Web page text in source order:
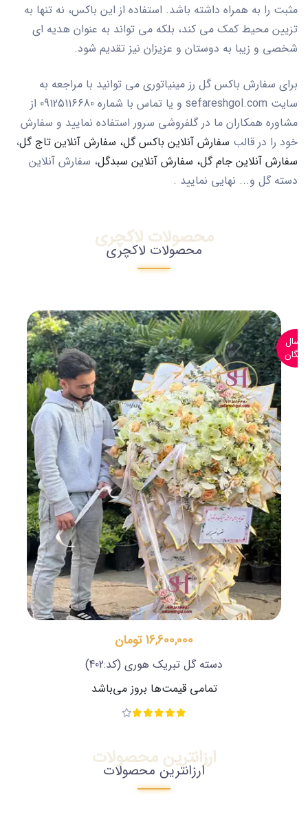
مثبت را به همراه داشته باشد. استفاده از این باکس، نه تنها به
تزیین محیط کمک می کند، بلکه می تواند به عنوان هدیه ای
شخصی و زیبا به دوستان و عزیزان نیز تقدیم شود.
برای سفارش باکس گل رز مینیاتوری می توانید با مراجعه به
سایت sefareshgol.com
و یا تماس با شماره 09125116680 از
مشاوره همکاران ما در گلفروشی سرور استفاده نمایید و سفارش
خود را در قالب سفارش آنلاین باکس گل، سفارش آنلاین تاج گل،
سفارش آنلاین جام گل، سفارش آنلاین سبدگل، سفارش آنلاین
دسته گل و... نهایی نمایید .
محصولات لاکچری
محصولات لاکچری
ارسال
رایگان
16,600,000 تومان
دسته گل تبریک هوری (کد:402)
تمامی قیمت‌ها بروز می‌باشد
ارزانترین محصولات
ارزانترین محصولات